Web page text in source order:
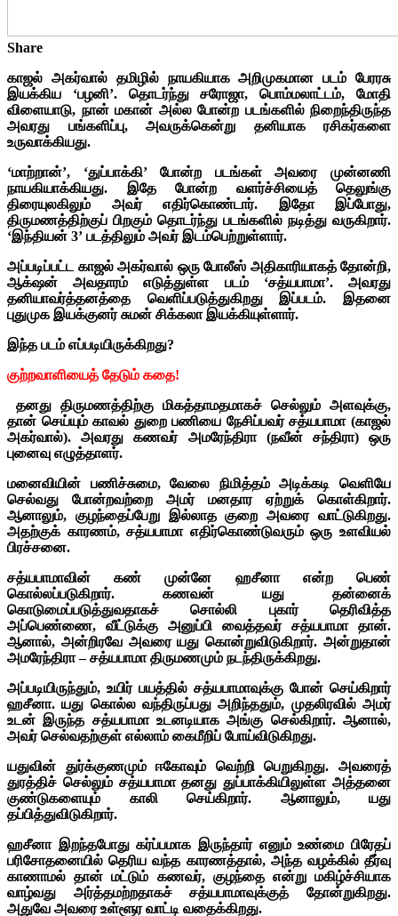
Share
காஜல் அகர்வால் தமிழில் நாயகியாக அறிமுகமான படம் பேரரசு
இயக்கிய ‘பழனி’. தொடர்ந்து சரோஜா, பொம்மலாட்டம், மோதி
விளையாடு, நான் மகான் அல்ல போன்ற படங்களில் நிறைந்திருந்த
அவரது பங்களிப்பு, அவருக்கென்று தனியாக ரசிகர்களை
உருவாக்கியது.
‘மாற்றான்’, ‘துப்பாக்கி’ போன்ற படங்கள் அவரை முன்னணி
நாயகியாக்கியது. இதே போன்ற வளர்ச்சியைத் தெலுங்கு
திரையுலகிலும் அவர் எதிர்கொண்டார். இதோ இப்போது,
திருமணத்திற்குப் பிறகும் தொடர்ந்து படங்களில் நடித்து வருகிறார்.
‘இந்தியன் 3’ படத்திலும் அவர் இடம்பெற்றுள்ளார்.
அப்படிப்பட்ட காஜல் அகர்வால் ஒரு போலீஸ் அதிகாரியாகத் தோன்றி,
ஆக்‌ஷன் அவதாரம் எடுத்துள்ள படம் ‘சத்யபாமா’. அவரது
தனியாவர்த்தனத்தை வெளிப்படுத்துகிறது இப்படம். இதனை
புதுமுக இயக்குனர் சுமன் சிக்கலா இயக்கியுள்ளார்.
இந்த படம் எப்படியிருக்கிறது?
குற்றவாளியைத் தேடும் கதை!
தனது திருமணத்திற்கு மிகத்தாமதமாகச் செல்லும் அளவுக்கு,
தான் செய்யும் காவல் துறை பணியை நேசிப்பவர் சத்யபாமா (காஜல்
அகர்வால்). அவரது கணவர் அமரேந்திரா (நவீன் சந்திரா) ஒரு
புனைவு எழுத்தாளர்.
மனைவியின் பணிச்சுமை, வேலை நிமித்தம் அடிக்கடி வெளியே
செல்வது போன்றவற்றை அமர் மனதார ஏற்றுக் கொள்கிறார்.
ஆனாலும், குழந்தைப்பேறு இல்லாத குறை அவரை வாட்டுகிறது.
அதற்குக் காரணம், சத்யபாமா எதிர்கொண்டுவரும் ஒரு உளவியல்
பிரச்சனை.
சத்யபாமாவின் கண் முன்னே ஹசீனா என்ற பெண்
கொல்லப்படுகிறார். கணவன் யது தன்னைக்
கொடுமைப்படுத்துவதாகச் சொல்லி புகார் தெரிவித்த
அப்பெண்ணை, வீட்டுக்கு அனுப்பி வைத்தவர் சத்யபாமா தான்.
ஆனால், அன்றிரவே அவரை யது கொன்றுவிடுகிறார். அன்றுதான்
அமரேந்திரா – சத்யபாமா திருமணமும் நடந்திருக்கிறது.
அப்படியிருந்தும், உயிர் பயத்தில் சத்யபாமாவுக்கு போன் செய்கிறார்
ஹசீனா. யது கொல்ல வந்திருப்பது அறிந்ததும், முதலிரவில் அமர்
உடன் இருந்த சத்யபாமா உடனடியாக அங்கு செல்கிறார். ஆனால்,
அவர் செல்வதற்குள் எல்லாம் கைமீறிப் போய்விடுகிறது.
யதுவின் துர்க்குணமும் ஈகோவும் வெற்றி பெறுகிறது. அவரைத்
துரத்திச் செல்லும் சத்யபாமா தனது துப்பாக்கியிலுள்ள அத்தனை
குண்டுகளையும் காலி செய்கிறார். ஆனாலும், யது
தப்பித்துவிடுகிறார்.
ஹசீனா இறந்தபோது கர்ப்பமாக இருந்தார் எனும் உண்மை பிரேதப்
பரிசோதனையில் தெரிய வந்த காரணத்தால், அந்த வழக்கில் தீர்வு
காணாமல் தான் மட்டும் கணவர், குழந்தை என்று மகிழ்ச்சியாக
வாழ்வது அர்த்தமற்றதாகச் சத்யபாமாவுக்குத் தோன்றுகிறது.
அதுவே அவரை உள்ளூர வாட்டி வதைக்கிறது.